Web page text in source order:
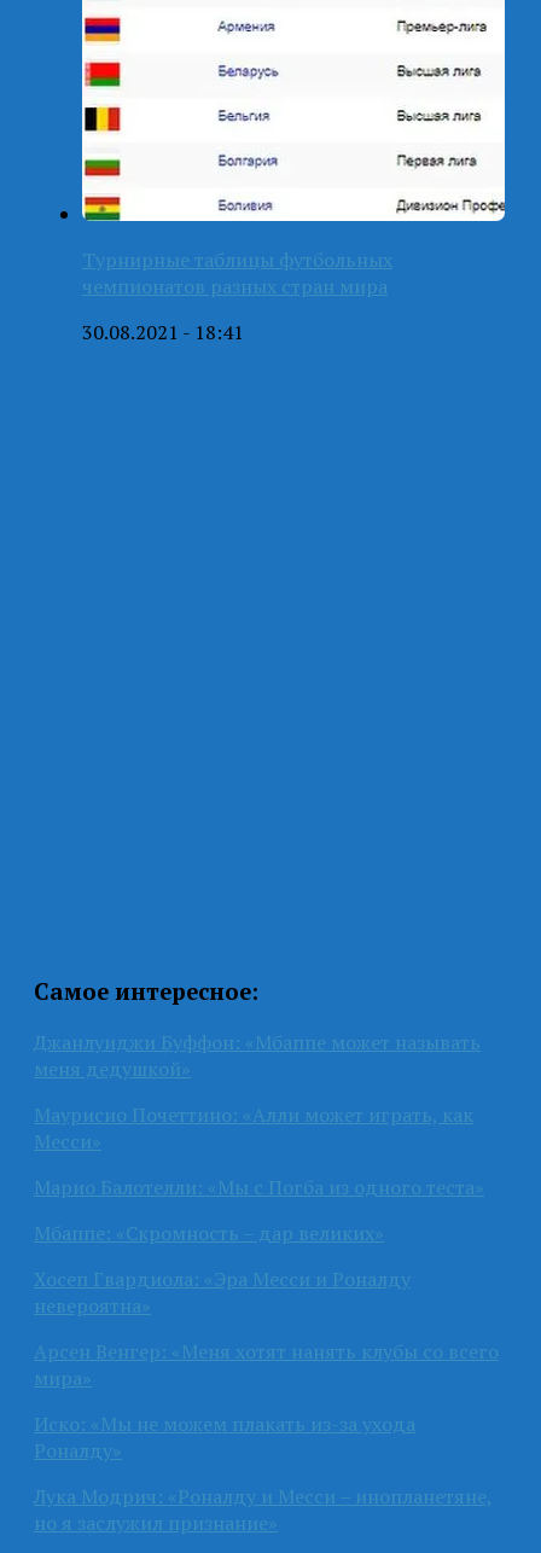
Турнирные таблицы футбольных
чемпионатов разных стран мира
30.08.2021 - 18:41
Самое интересное:
Джанлуиджи Буффон: «Мбаппе может называть
меня дедушкой»
Маурисио Почеттино: «Алли может играть, как
Месси»
Марио Балотелли: «Мы с Погба из одного теста»
Мбаппе: «Скромность – дар великих»
Хосеп Гвардиола: «Эра Месси и Роналду
невероятна»
Арсен Венгер: «Меня хотят нанять клубы со всего
мира»
Иско: «Мы не можем плакать из-за ухода
Роналду»
Лука Модрич: «Роналду и Месси – инопланетяне,
но я заслужил признание»